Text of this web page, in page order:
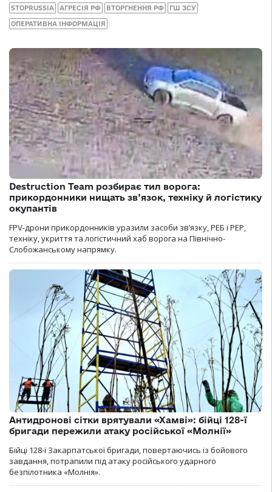
STOPRUSSIA АГРЕСІЯ РФ ВТОРГНЕННЯ РФ ГШ ЗСУ
ОПЕРАТИВНА ІНФОРМАЦІЯ
Destruction Team розбирає тил ворога:
прикордонники нищать зв’язок, техніку й логістику
окупантів
FPV-дрони прикордонників уразили засоби зв’язку, РЕБ і РЕР,
техніку, укриття та логістичний хаб ворога на Північно-
Слобожанському напрямку.
Антидронові сітки врятували «Хамві»: бійці 128-ї
бригади пережили атаку російської «Молнії»
Бійці 128-ї Закарпатської бригади, повертаючись із бойового
завдання, потрапили під атаку російського ударного
безпілотника «Молнія».